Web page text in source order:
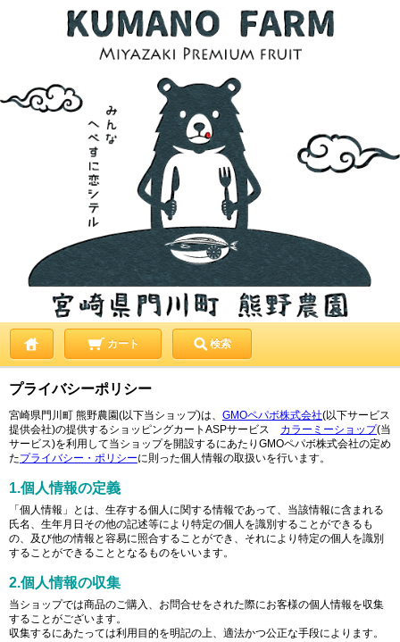
カート 検索
プライバシーポリシー
宮崎県門川町 熊野農園(以下当ショップ)は、 GMOペパボ株式会社(以下サービス
提供会社)の提供するショッピングカートASPサービス カラーミーショップ(当
サービス)を利用して当ショップを開設するにあたりGMOペパボ株式会社の定め
たプライバシー・ポリシーに則った個人情報の取扱いを行います。
1.個人情報の定義
「個人情報」とは、生存する個人に関する情報であって、当該情報に含まれる
氏名、生年月日その他の記述等により特定の個人を識別することができるも
の、及び他の情報と容易に照合することができ、それにより特定の個人を識別
することができることとなるものをいいます。
2.個人情報の収集
当ショップでは商品のご購入、お問合せをされた際にお客様の個人情報を収集
することがございます。
収集するにあたっては利用目的を明記の上、適法かつ公正な手段によります。